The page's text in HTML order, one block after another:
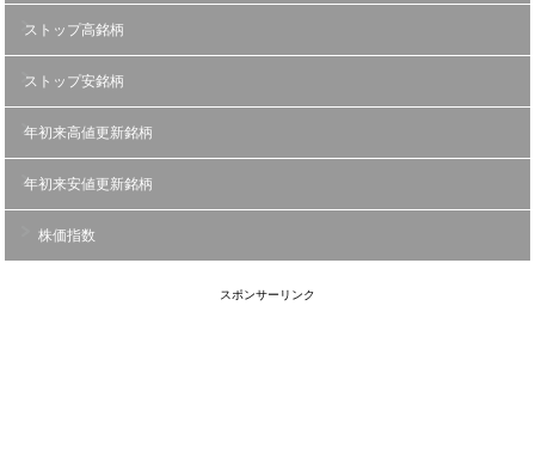
ストップ高銘柄
ストップ安銘柄
年初来高値更新銘柄
年初来安値更新銘柄
株価指数
スポンサーリンク